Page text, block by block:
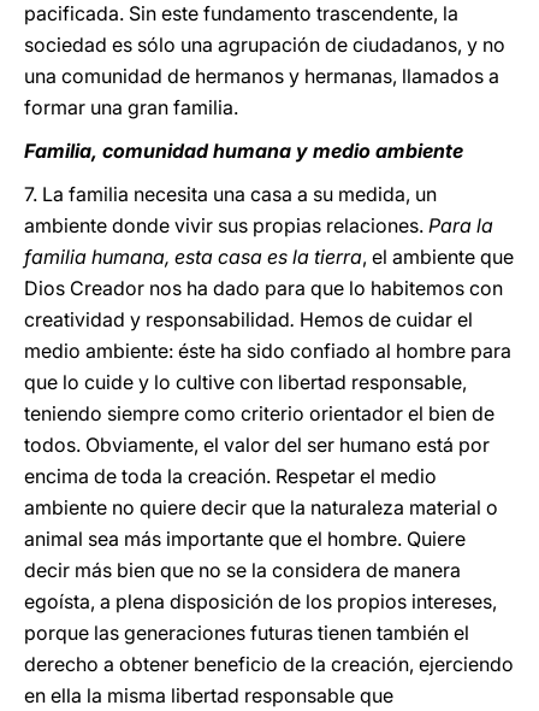
pacificada. Sin este fundamento trascendente, la
sociedad es sólo una agrupación de ciudadanos, y no
una comunidad de hermanos y hermanas, llamados a
formar una gran familia.
Familia, comunidad humana y medio ambiente
7. La familia necesita una casa a su medida, un
ambiente donde vivir sus propias relaciones. Para la
familia humana, esta casa es la tierra, el ambiente que
Dios Creador nos ha dado para que lo habitemos con
creatividad y responsabilidad. Hemos de cuidar el
medio ambiente: éste ha sido confiado al hombre para
que lo cuide y lo cultive con libertad responsable,
teniendo siempre como criterio orientador el bien de
todos. Obviamente, el valor del ser humano está por
encima de toda la creación. Respetar el medio
ambiente no quiere decir que la naturaleza material o
animal sea más importante que el hombre. Quiere
decir más bien que no se la considera de manera
egoísta, a plena disposición de los propios intereses,
porque las generaciones futuras tienen también el
derecho a obtener beneficio de la creación, ejerciendo
en ella la misma libertad responsable que